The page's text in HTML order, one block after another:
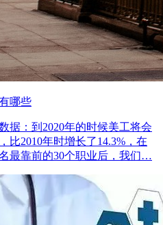
哪些
据：到2020年的时候美工将会
比2010年时增长了14.3%，在
最靠前的30个职业后，我们…